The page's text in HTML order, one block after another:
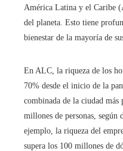
América Latina y el Caribe
del planeta. Esto tiene
bienestar de la mayoría de
En ALC, la riqueza de los
70% desde el inicio de la
combinada de la ciudad
millones de personas, según
ejemplo, la riqueza del
supera los 100 millones de